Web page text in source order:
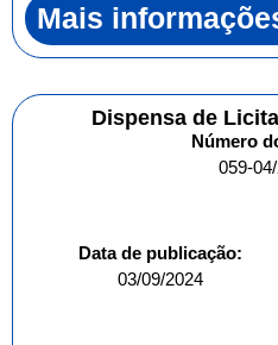
Mais
Dispensa de
Número
059-
Data de publicação:
03/09/2024